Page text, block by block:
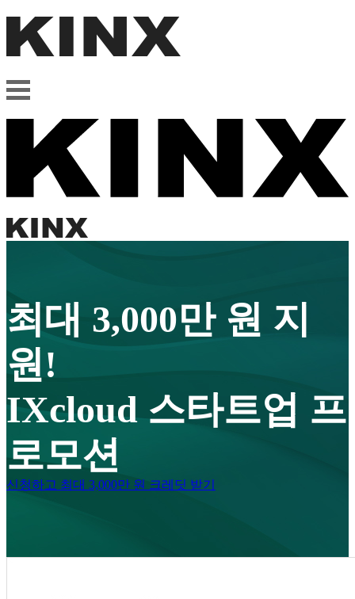
최대 3,000만 원 지
원!
IXcloud 스타트업 프
로모션
신청하고 최대 3,000만 원 크레딧 받기